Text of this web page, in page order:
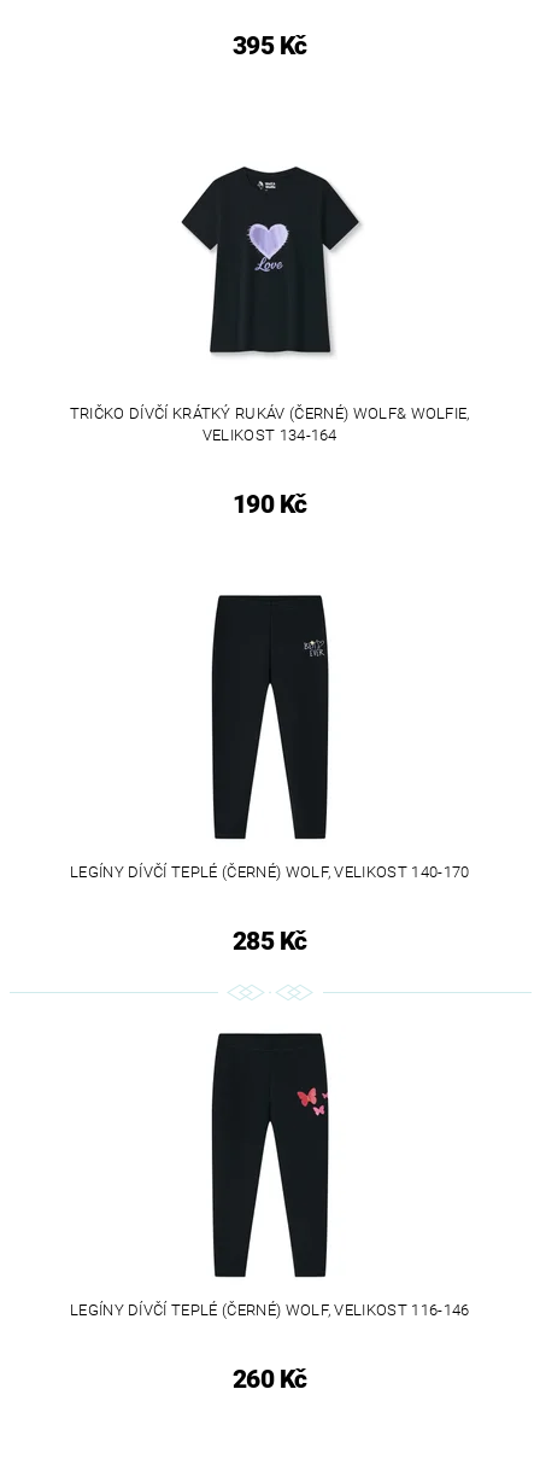
395 Kč
TRIČKO DÍVČÍ KRÁTKÝ RUKÁV (ČERNÉ) WOLF& WOLFIE,
VELIKOST 134-164
190 Kč
LEGÍNY DÍVČÍ TEPLÉ (ČERNÉ) WOLF, VELIKOST 140-170
285 Kč
LEGÍNY DÍVČÍ TEPLÉ (ČERNÉ) WOLF, VELIKOST 116-146
260 Kč